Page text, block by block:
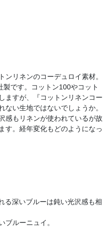
ンリネンのコーデュロイ素材。
です。コットン100やコット
ますが、『コットンリネンコー
ない生地ではないでしょうか。
感もリネンが使われているが故
す。経年変化もどのようになっ
る深いブルーは鈍い光沢感も相
ブルーニュイ。